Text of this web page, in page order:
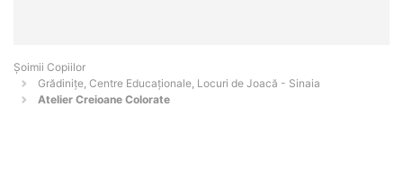
Șoimii Copiilor
Grădinițe, Centre Educaționale, Locuri de Joacă - Sinaia
Atelier Creioane Colorate